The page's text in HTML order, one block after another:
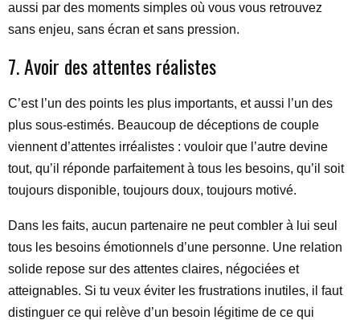
aussi par des moments simples où vous vous retrouvez
sans enjeu, sans écran et sans pression.
7. Avoir des attentes réalistes
C’est l’un des points les plus importants, et aussi l’un des
plus sous-estimés. Beaucoup de déceptions de couple
viennent d’attentes irréalistes : vouloir que l’autre devine
tout, qu’il réponde parfaitement à tous les besoins, qu’il soit
toujours disponible, toujours doux, toujours motivé.
Dans les faits, aucun partenaire ne peut combler à lui seul
tous les besoins émotionnels d’une personne. Une relation
solide repose sur des attentes claires, négociées et
atteignables. Si tu veux éviter les frustrations inutiles, il faut
distinguer ce qui relève d’un besoin légitime de ce qui